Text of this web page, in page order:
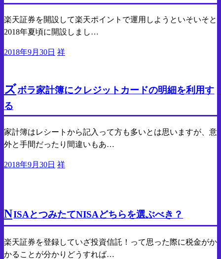
楽天証券を開設して楽天ポイントで運用しようといそいそと
2018年夏頃に開設しまし…
投
2018年9月30日 祥
ズボラ家計簿にクレジットカードの明細を利用す
る
家計簿はレシートから記入って方も多いとは思いますが、意
外と手間だったり間違いもあ…
投
2018年9月30日 祥
NISAとつみたてNISAどちらを選ぶべき？
楽天証券を登録していざ投資信託！って思った際に税金がか
かることが分かりどうすれば…